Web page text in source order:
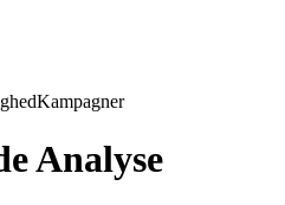
Kampagner
Analyse